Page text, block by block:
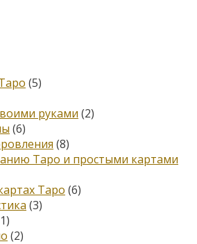
(5)
руками (2)
(6)
(8)
Таро и простыми картами
Таро (6)
(3)
(2)